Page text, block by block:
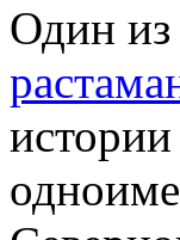
Один из